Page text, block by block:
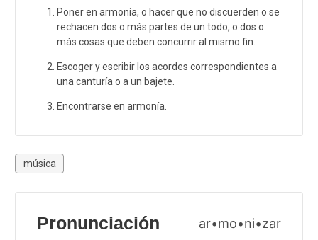
Poner en armonía, o hacer que no discuerden o se
rechacen dos o más partes de un todo, o dos o
más cosas que deben concurrir al mismo fin.
Escoger y escribir los acordes correspondientes a
una canturía o a un bajete.
Encontrarse en armonía.
música
Pronunciación ar•mo•ni•zar